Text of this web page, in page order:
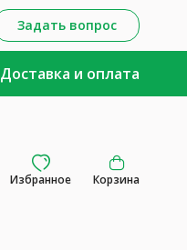
Задать вопрос
Доставка и оплата
Избранное Корзина